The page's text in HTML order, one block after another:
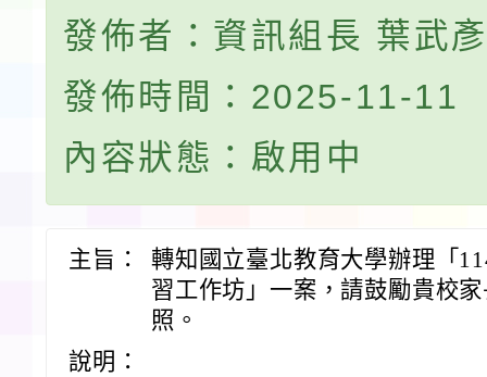
發佈者：資訊組長 葉武
發佈時間：2025-11-11
內容狀態：啟用中
主旨：
轉知國立臺北教育大學辦理「
習工作坊」一案，請鼓勵貴校
照。
說明：